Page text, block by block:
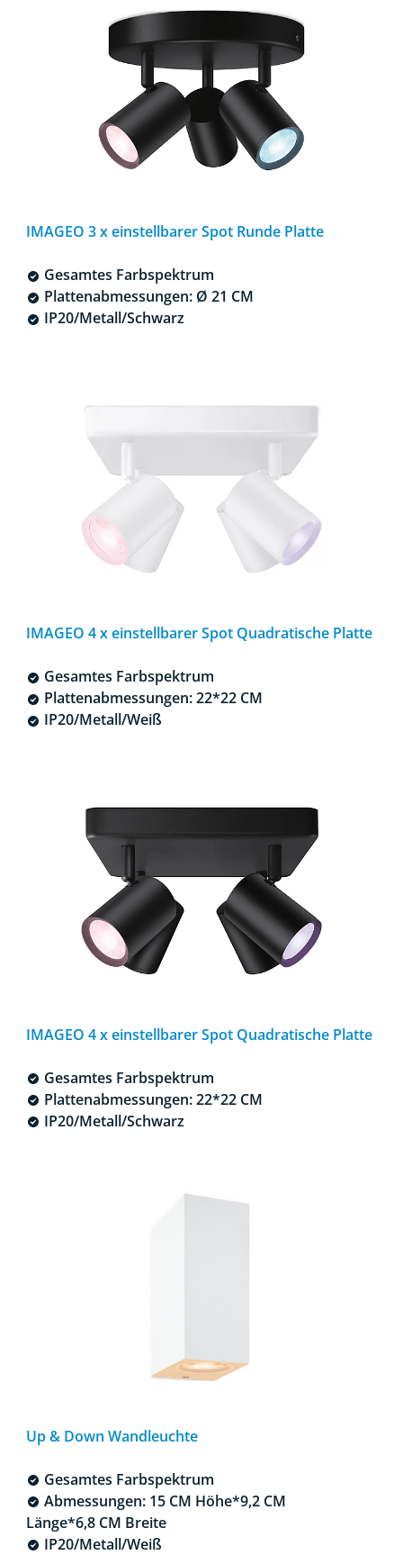
IMAGEO 3 x einstellbarer Spot Runde Platte
Gesamtes Farbspektrum
Plattenabmessungen: Ø 21 CM
IP20/Metall/Schwarz
IMAGEO 4 x einstellbarer Spot Quadratische Platte
Gesamtes Farbspektrum
Plattenabmessungen: 22*22 CM
IP20/Metall/Weiß
IMAGEO 4 x einstellbarer Spot Quadratische Platte
Gesamtes Farbspektrum
Plattenabmessungen: 22*22 CM
IP20/Metall/Schwarz
Up & Down Wandleuchte
Gesamtes Farbspektrum
Abmessungen: 15 CM Höhe*9,2 CM
Länge*6,8 CM Breite
IP20/Metall/Weiß